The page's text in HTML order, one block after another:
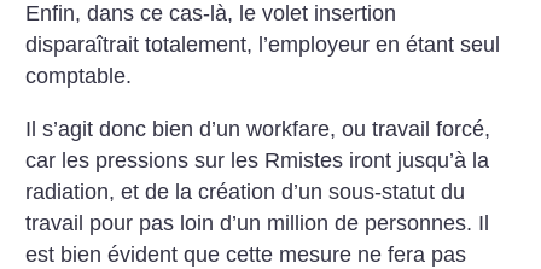
Enfin, dans ce cas-là, le volet insertion
disparaîtrait totalement, l’employeur en étant seul
comptable.
Il s’agit donc bien d’un workfare, ou travail forcé,
car les pressions sur les Rmistes iront jusqu’à la
radiation, et de la création d’un sous-statut du
travail pour pas loin d’un million de personnes. Il
est bien évident que cette mesure ne fera pas